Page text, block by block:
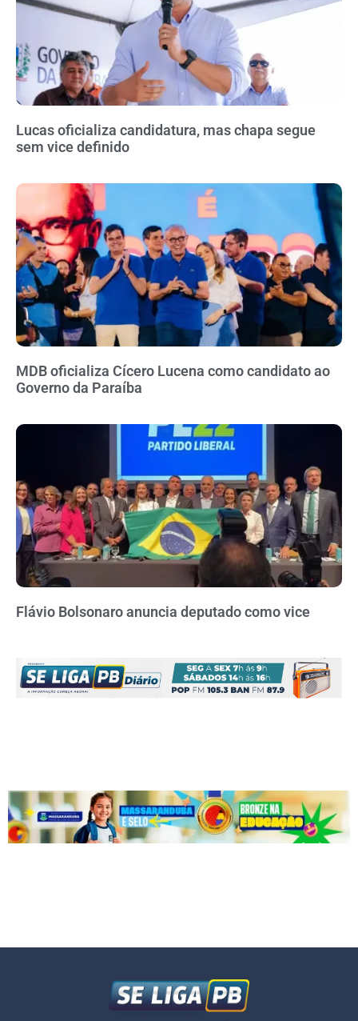
Lucas oficializa candidatura, mas chapa segue
sem vice definido
MDB oficializa Cícero Lucena como candidato ao
Governo da Paraíba
Flávio Bolsonaro anuncia deputado como vice